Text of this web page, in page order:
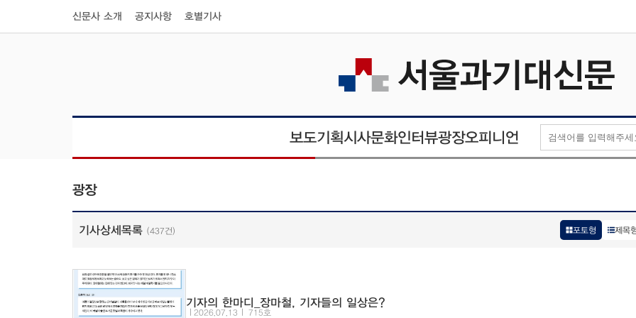
신문사 소개 공지사항 호별기사
보도기획시사문화인터뷰광장오피니언
광장
기사상세목록(437건) 포토형 제목
기자의 한마디_장마철, 기자들의 일상은?
2026.07.13 715호